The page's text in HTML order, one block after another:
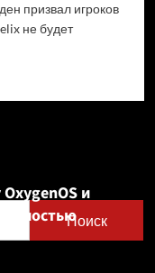
призвал игроков
не будет
Поиск
и